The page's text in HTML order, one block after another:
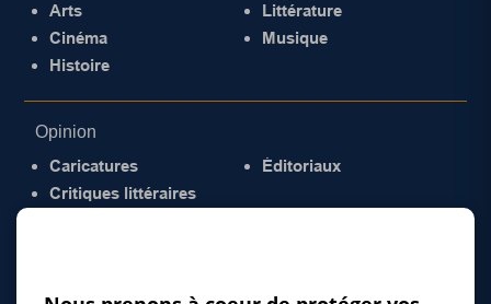
Arts
Cinéma
Histoire
Littérature
Musique
Opinion
Caricatures
Critiques littéraires
Éditoriaux